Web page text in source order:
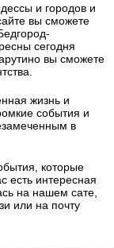
и городов и
вы сможете
сегодня
вы сможете
жизнь и
события и
в
которые
есть интересная
на нашем сате,
или на почту